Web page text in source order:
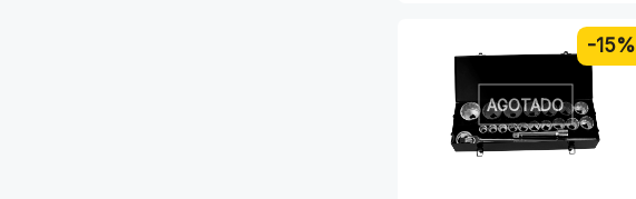
-15%
AGOTADO